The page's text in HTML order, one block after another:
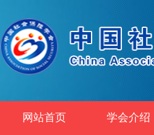
网站首页 学会介绍